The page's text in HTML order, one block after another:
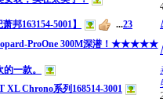
邦163154-5001】 ...23
ProOne 300M深潜！★★★★★
一款。
XL Chrono系列168514-3001